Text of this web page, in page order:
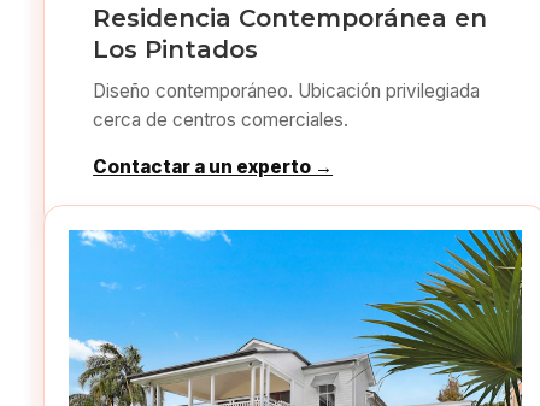
Residencia Contemporánea en
Los Pintados
Diseño contemporáneo. Ubicación privilegiada
cerca de centros comerciales.
Contactar a un experto →